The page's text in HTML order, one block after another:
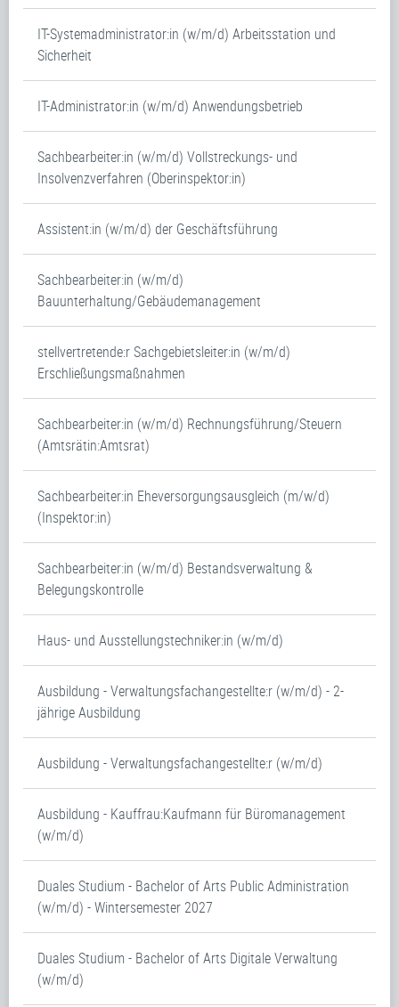
IT-Systemadministrator:in (w/m/d) Arbeitsstation und
Sicherheit
IT-Administrator:in (w/m/d) Anwendungsbetrieb
Sachbearbeiter:in (w/m/d) Vollstreckungs- und
Insolvenzverfahren (Oberinspektor:in)
Assistent:in (w/m/d) der Geschäftsführung
Sachbearbeiter:in (w/m/d)
Bauunterhaltung/Gebäudemanagement
stellvertretende:r Sachgebietsleiter:in (w/m/d)
Erschließungsmaßnahmen
Sachbearbeiter:in (w/m/d) Rechnungsführung/Steuern
(Amtsrätin:Amtsrat)
Sachbearbeiter:in Eheversorgungsausgleich (m/w/d)
(Inspektor:in)
Sachbearbeiter:in (w/m/d) Bestandsverwaltung &
Belegungskontrolle
Haus- und Ausstellungstechniker:in (w/m/d)
Ausbildung - Verwaltungsfachangestellte:r (w/m/d) - 2-
jährige Ausbildung
Ausbildung - Verwaltungsfachangestellte:r (w/m/d)
Ausbildung - Kauffrau:Kaufmann für Büromanagement
(w/m/d)
Duales Studium - Bachelor of Arts Public Administration
(w/m/d) - Wintersemester 2027
Duales Studium - Bachelor of Arts Digitale Verwaltung
(w/m/d)